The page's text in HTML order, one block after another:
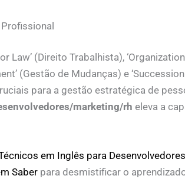
Law’ (Direito Trabalhista),
(Gestão de Mudanças) e ‘Succession
para a gestão estratégica de
marketing/rh eleva a
em Inglês para
Saberpara desmistificar o